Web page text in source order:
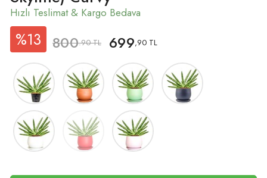
%13 800.90 TL 699,90 TL